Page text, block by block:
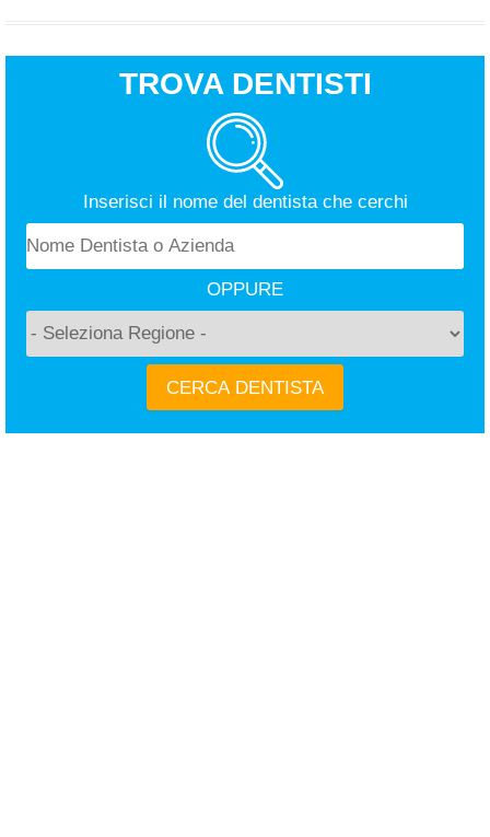
TROVA DENTISTI
Inserisci il nome del dentista che cerchi
OPPURE